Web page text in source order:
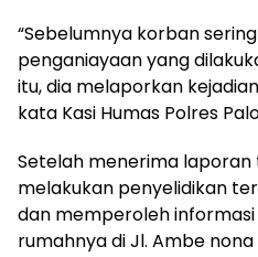
“Sebelumnya korban
penganiayaan yang
itu, dia melaporkan
kata Kasi Humas Polres
Setelah menerima
melakukan penyelidikan
dan memperoleh
rumahnya di Jl. Ambe